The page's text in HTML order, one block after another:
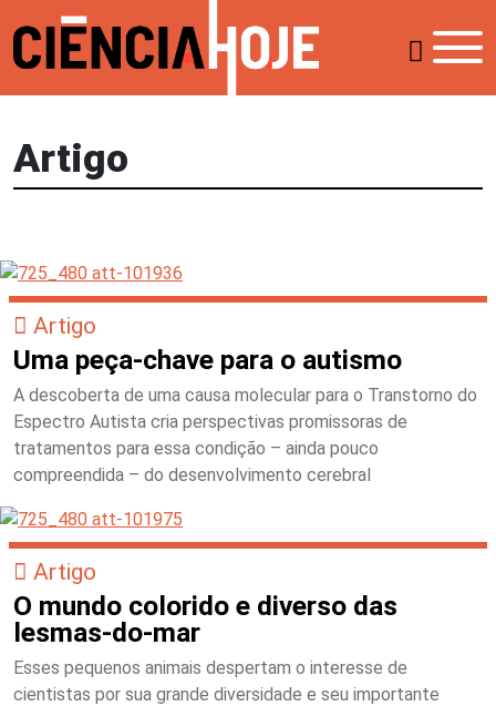
Artigo
Artigo
Uma peça-chave para o autismo
A descoberta de uma causa molecular para o Transtorno do
Espectro Autista cria perspectivas promissoras de
tratamentos para essa condição – ainda pouco
compreendida – do desenvolvimento cerebral
Artigo
O mundo colorido e diverso das
lesmas-do-mar
Esses pequenos animais despertam o interesse de
cientistas por sua grande diversidade e seu importante